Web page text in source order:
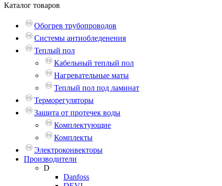
Каталог товаров
Обогрев трубопроводов
Системы антиобледенения
Теплый пол
Кабельный теплый пол
Нагревательные маты
Теплый пол под ламинат
Терморегуляторы
Защита от протечек воды
Комплектующие
Комплекты
Электроконвекторы
Производители
D
Danfoss